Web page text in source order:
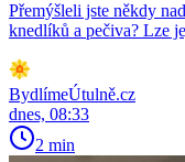
Přemýšleli jste někdy
knedlíků a pečiva? Lze
BydlímeÚtulně.cz
dnes, 08:33
2 min